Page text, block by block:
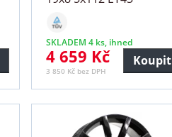
SKLADEM 4 ks, ihned
4 659 Kč
3 850 Kč bez DPH
Koupit